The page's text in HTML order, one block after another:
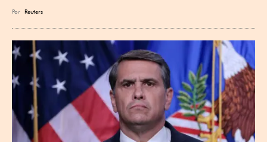
Por Reuters